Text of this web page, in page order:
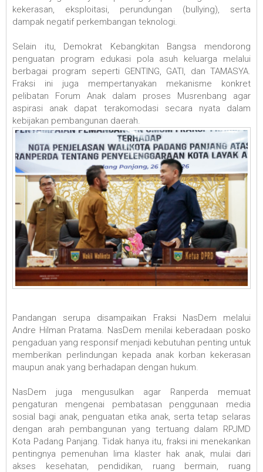
kekerasan, eksploitasi, perundungan (bullying), serta
dampak negatif perkembangan teknologi.
Selain itu, Demokrat Kebangkitan Bangsa mendorong
penguatan program edukasi pola asuh keluarga melalui
berbagai program seperti GENTING, GATI, dan TAMASYA.
Fraksi ini juga mempertanyakan mekanisme konkret
pelibatan Forum Anak dalam proses Musrenbang agar
aspirasi anak dapat terakomodasi secara nyata dalam
kebijakan pembangunan daerah.
Pandangan serupa disampaikan Fraksi NasDem melalui
Andre Hilman Pratama. NasDem menilai keberadaan posko
pengaduan yang responsif menjadi kebutuhan penting untuk
memberikan perlindungan kepada anak korban kekerasan
maupun anak yang berhadapan dengan hukum.
NasDem juga mengusulkan agar Ranperda memuat
pengaturan mengenai pembatasan penggunaan media
sosial bagi anak, penguatan etika anak, serta tetap selaras
dengan arah pembangunan yang tertuang dalam RPJMD
Kota Padang Panjang. Tidak hanya itu, fraksi ini menekankan
pentingnya pemenuhan lima klaster hak anak, mulai dari
akses kesehatan, pendidikan, ruang bermain, ruang